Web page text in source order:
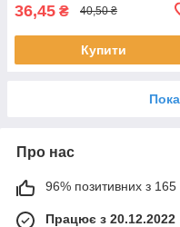
36,45 ₴ 40,50 ₴
Купити
Про нас
96% позитивних з 165
Працює з 20.12.2022